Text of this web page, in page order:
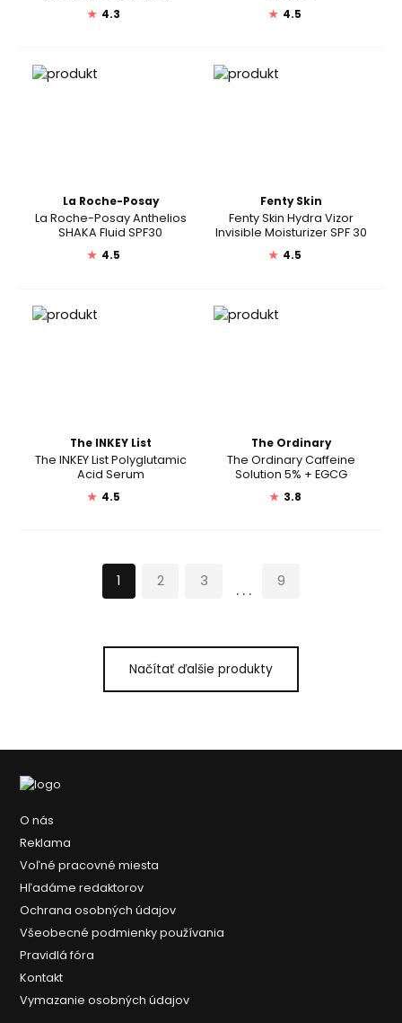
★ 4.3 ★ 4.5
La Roche-Posay
La Roche-Posay Anthelios
SHAKA Fluid SPF30
★ 4.5
Fenty Skin
Fenty Skin Hydra Vizor
Invisible Moisturizer SPF 30
★ 4.5
The INKEY List
The INKEY List Polyglutamic
Acid Serum
★ 4.5
The Ordinary
The Ordinary Caffeine
Solution 5% + EGCG
★ 3.8
1 2 3 ... 9
Načítať ďalšie produkty
O nás
Reklama
Voľné pracovné miesta
Hľadáme redaktorov
Ochrana osobných údajov
Všeobecné podmienky používania
Pravidlá fóra
Kontakt
Vymazanie osobných údajov